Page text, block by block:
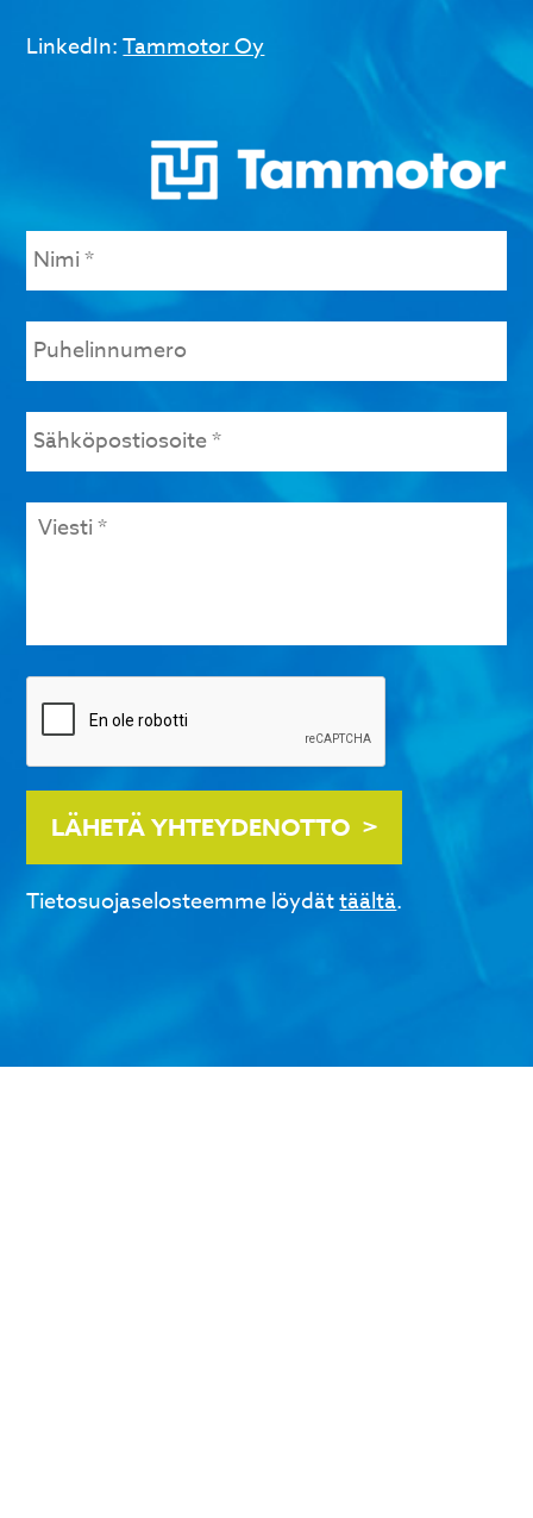
LinkedIn:Tammotor Oy
Nimi *
Puhelinnumero
Sähköpostiosoite *
Viesti *
Tarkistus
LÄHETÄ YHTEYDENOTTO
Tietosuojaselosteemme löydättäältä.